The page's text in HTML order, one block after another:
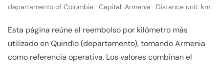
departamento of Colombia · Capital: Armenia · Distance unit: km
Esta página reúne el reembolso por kilómetro más
utilizado en Quindío (departamento), tomando Armenia
como referencia operativa. Los valores combinan el